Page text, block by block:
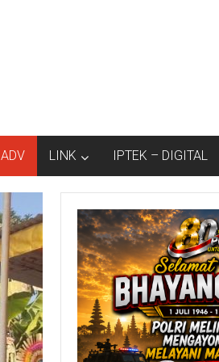
ADV LINK IPTEK – DIGITAL